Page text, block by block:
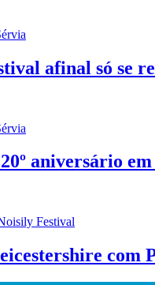
afinal só se
aniversário
Festival
com